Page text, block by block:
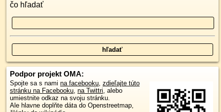
čo hľadať
Podpor projekt OMA:
Spojte sa s nami na facebooku, zdieľajte túto
stránku na Facebooku, na Twittri, alebo
umiestnite odkaz na svoju stránku.
Ale hlavne doplňte dáta do Openstreetmap,